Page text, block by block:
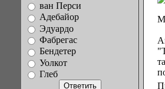
ван Перси
Адебайор
Эдуардо
Фабрегас
Бендетер
Уолкот
Глеб